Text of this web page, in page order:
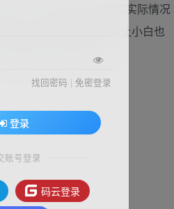
。针对X站站长的刚需和实际情况
常低。我们的宗旨就是让小白也
都可以从容应对。
找回密码 | 免密登录
登录
账号登录
码云登录